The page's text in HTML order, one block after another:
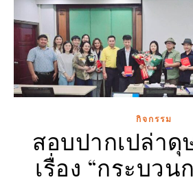
กิจกรรม
สอบปากเปล่า
เรื่อง “กระบวน